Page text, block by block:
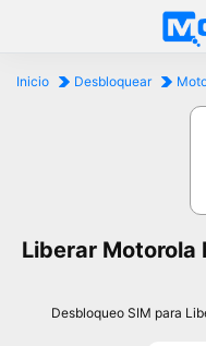
Inicio Desbloquear
Liberar Motorola
Desbloqueo SIM para